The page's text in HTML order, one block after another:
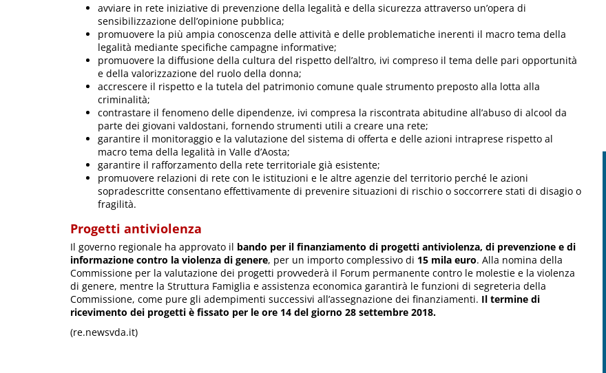
avviare in rete iniziative di prevenzione della legalità e della sicurezza attraverso un’opera di
sensibilizzazione dell’opinione pubblica;
promuovere la più ampia conoscenza delle attività e delle problematiche inerenti il macro tema della
legalità mediante specifiche campagne informative;
promuovere la diffusione della cultura del rispetto dell’altro, ivi compreso il tema delle pari opportunità
e della valorizzazione del ruolo della donna;
accrescere il rispetto e la tutela del patrimonio comune quale strumento preposto alla lotta alla
criminalità;
contrastare il fenomeno delle dipendenze, ivi compresa la riscontrata abitudine all’abuso di alcool da
parte dei giovani valdostani, fornendo strumenti utili a creare una rete;
garantire il monitoraggio e la valutazione del sistema di offerta e delle azioni intraprese rispetto al
macro tema della legalità in Valle d’Aosta;
garantire il rafforzamento della rete territoriale già esistente;
promuovere relazioni di rete con le istituzioni e le altre agenzie del territorio perché le azioni
sopradescritte consentano effettivamente di prevenire situazioni di rischio o soccorrere stati di disagio o
fragilità.
Progetti antiviolenza
Il governo regionale ha approvato il bando per il finanziamento di progetti antiviolenza, di prevenzione e di
informazione contro la violenza di genere, per un importo complessivo di 15 mila euro. Alla nomina della
Commissione per la valutazione dei progetti provvederà il Forum permanente contro le molestie e la violenza
di genere, mentre la Struttura Famiglia e assistenza economica garantirà le funzioni di segreteria della
Commissione, come pure gli adempimenti successivi all’assegnazione dei finanziamenti. Il termine di
ricevimento dei progetti è fissato per le ore 14 del giorno 28 settembre 2018.
(re.newsvda.it)